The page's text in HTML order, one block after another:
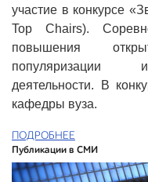
участие в конкурсе
Top Chairs).
повышения
популяризации
деятельности. В
кафедры вуза.
ПОДРОБНЕЕ
Публикации в СМИ